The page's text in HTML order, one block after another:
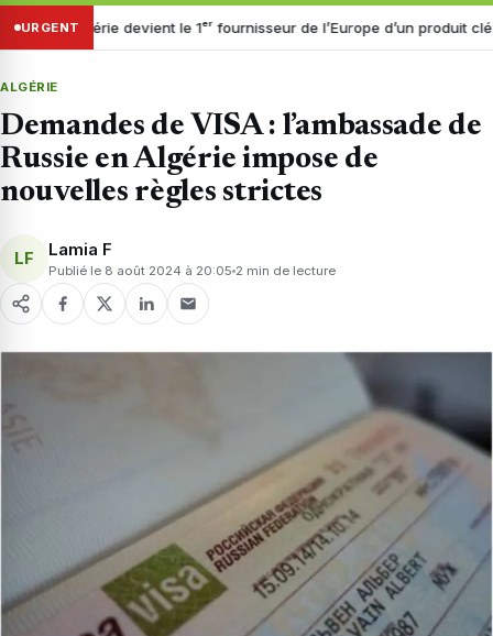
URGENTdevient le 1ᵉʳ fournisseur de l’Europe d’un produit clé pour
ALGÉRIE
Demandes de VISA : l’ambassade de
Russie en Algérie impose de
nouvelles règles strictes
LF Lamia F
Publié le 8 août 2024 à 20:05 2 min de lecture